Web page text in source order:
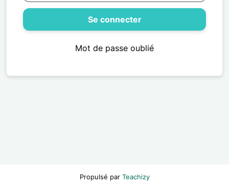
Se connecter
Mot de passe oublié
Propulsé par Teachizy